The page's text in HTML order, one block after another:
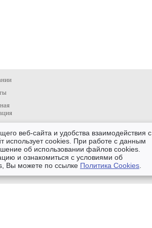
веб-сайта и удобства взаимодействия с
использует cookies. При работе с данным
об использовании файлов cookies.
и ознакомиться с условиями об
Вы можете по ссылке Политика Cookies